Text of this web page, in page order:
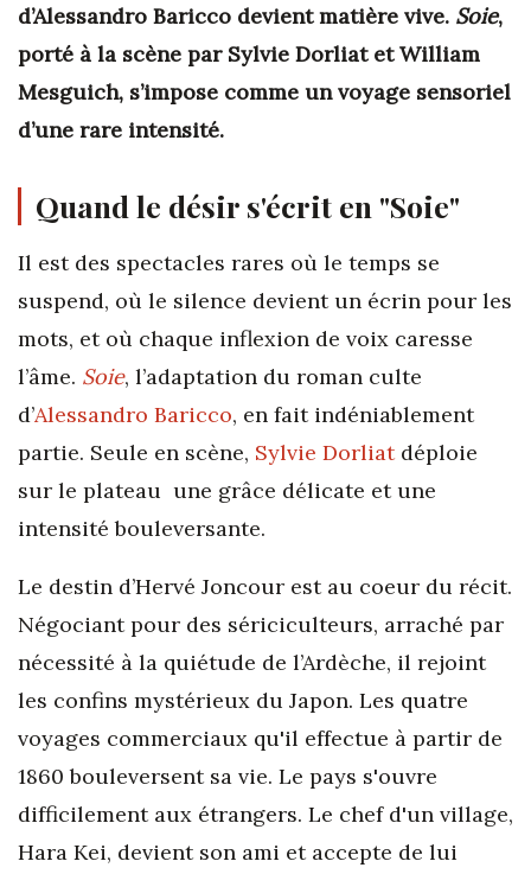
d’Alessandro Baricco devient matière vive. Soie,
porté à la scène par Sylvie Dorliat et William
Mesguich, s’impose comme un voyage sensoriel
d’une rare intensité.
Quand le désir s'écrit en "Soie"
Il est des spectacles rares où le temps se
suspend, où le silence devient un écrin pour les
mots, et où chaque inflexion de voix caresse
l’âme. Soie, l’adaptation du roman culte
d’Alessandro Baricco, en fait indéniablement
partie. Seule en scène, Sylvie Dorliatdéploie
sur le plateau une grâce délicate et une
intensité bouleversante.
Le destin d’Hervé Joncour est au coeur du récit.
Négociant pour des sériciculteurs, arraché par
nécessité à la quiétude de l’Ardèche, il rejoint
les confins mystérieux du Japon. Les quatre
voyages commerciaux qu'il effectue à partir de
1860 bouleversent sa vie. Le pays s'ouvre
difficilement aux étrangers. Le chef d'un village,
Hara Kei, devient son ami et accepte de lui